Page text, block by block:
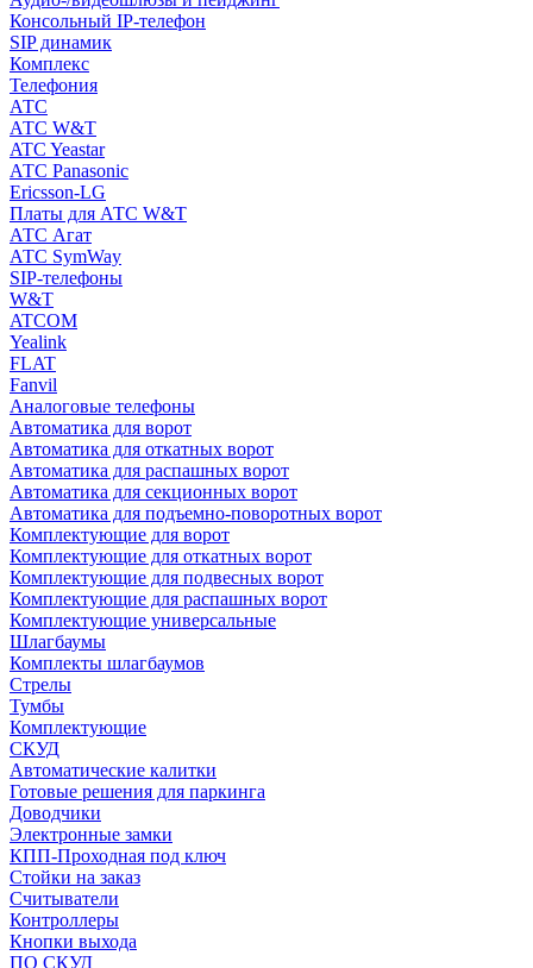
Консольный IP-телефон
SIP динамик
Комплекс
Телефония
АТС
АТС W&T
ATC Yeastar
АТС Panasonic
Ericsson-LG
Платы для АТС W&T
АТС Агат
АТС SymWay
SIP-телефоны
W&T
ATCOM
Yealink
FLAT
Fanvil
Аналоговые телефоны
Автоматика для ворот
Автоматика для откатных ворот
Автоматика для распашных ворот
Автоматика для секционных ворот
Автоматика для подъемно-поворотных ворот
Комплектующие для ворот
Комплектующие для откатных ворот
Комплектующие для подвесных ворот
Комплектующие для распашных ворот
Комплектующие универсальные
Шлагбаумы
Комплекты шлагбаумов
Стрелы
Тумбы
Комплектующие
СКУД
Автоматические калитки
Готовые решения для паркинга
Доводчики
Электронные замки
КПП-Проходная под ключ
Стойки на заказ
Считыватели
Контроллеры
Кнопки выхода
ПО СКУД